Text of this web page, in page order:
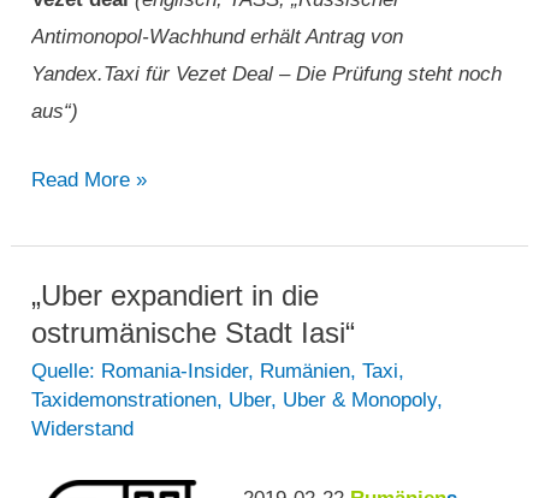
Antimonopol-Wachhund erhält Antrag von
Yandex.Taxi für Vezet Deal – Die Prüfung steht noch
aus“)
„Russischer
Wachhund
erhält
Antrag
von
Yandex.Taxi
für
Vezet
Read More »
„Uber expandiert in die
ostrumänische Stadt Iasi“
Quelle: Romania-Insider, Rumänien,Taxi,
Taxidemonstrationen, Uber, Uber & Monopoly,
Widerstand